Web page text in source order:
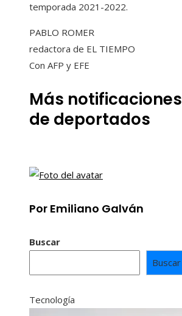
temporada 2021-2022.
PABLO ROMER
redactora de EL TIEMPO
Con AFP y EFE
Más notificaciones
de deportados
Por Emiliano Galván
Buscar
Buscar
Tecnología